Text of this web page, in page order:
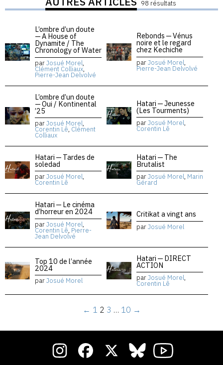
98 résultats
L’ombre d’un doute
— A House of
Dynamite / The
Chronology of Water
parJosué Morel,
Clément Colliaux,
Pierre-Jean Delvolvé
Rebonds — Vénus
noire et le regard
chez Kechiche
parJosué Morel,
Pierre-Jean Delvolvé
L’ombre d’un doute
— Oui / Kontinental
’25
parJosué Morel,
Corentin Lê, Clément
Colliaux
Hatari — Jeunesse
(Les Tourments)
parJosué Morel,
Corentin Lê
Hatari — Tardes de
soledad
parJosué Morel,
Corentin Lê
Hatari — The
Brutalist
parJosué Morel, Marin
Gérard
Hatari — Le cinéma
d’horreur en 2024
parJosué Morel,
Corentin Lê, Pierre-
Jean Delvolvé
Critikat a vingt ans
parJosué Morel
Top 10 de l’année
2024
parJosué Morel
Hatari — DIRECT
ACTION
parJosué Morel,
Corentin Lê
← 1 2 3 … 10 →